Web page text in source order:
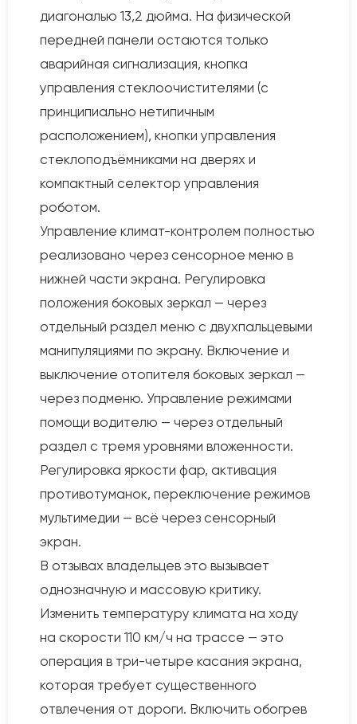
диагональю 13,2 дюйма. На физической
передней панели остаются только
аварийная сигнализация, кнопка
управления стеклоочистителями (с
принципиально нетипичным
расположением), кнопки управления
стеклоподъёмниками на дверях и
компактный селектор управления
роботом.
Управление климат-контролем полностью
реализовано через сенсорное меню в
нижней части экрана. Регулировка
положения боковых зеркал — через
отдельный раздел меню с двухпальцевыми
манипуляциями по экрану. Включение и
выключение отопителя боковых зеркал —
через подменю. Управление режимами
помощи водителю — через отдельный
раздел с тремя уровнями вложенности.
Регулировка яркости фар, активация
противотуманок, переключение режимов
мультимедии — всё через сенсорный
экран.
В отзывах владельцев это вызывает
однозначную и массовую критику.
Изменить температуру климата на ходу
на скорости 110 км/ч на трассе — это
операция в три-четыре касания экрана,
которая требует существенного
отвлечения от дороги. Включить обогрев